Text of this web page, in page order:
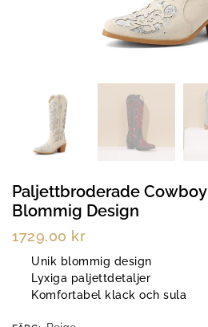
Paljettbroderade
Blommig Design
1729.00 kr
Unik blommig design
Lyxiga paljettdetaljer
Komfortabel klack och sula